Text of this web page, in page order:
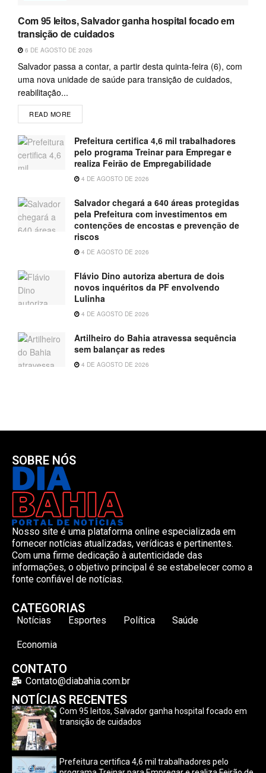
Com 95 leitos, Salvador ganha hospital focado em
transição de cuidados
6 DE AGOSTO DE 2026
Salvador passa a contar, a partir desta quinta-feira (6), com
uma nova unidade de saúde para transição de cuidados,
reabilitação...
READ MORE
Prefeitura certifica 4,6 mil trabalhadores
pelo programa Treinar para Empregar e
realiza Feirão de Empregabilidade
4 DE AGOSTO DE 2026
Salvador chegará a 640 áreas protegidas
pela Prefeitura com investimentos em
contenções de encostas e prevenção de
riscos
4 DE AGOSTO DE 2026
Flávio Dino autoriza abertura de dois
novos inquéritos da PF envolvendo
Lulinha
4 DE AGOSTO DE 2026
Artilheiro do Bahia atravessa sequência
sem balançar as redes
4 DE AGOSTO DE 2026
SOBRE NÓS
Nosso site é uma plataforma online especializada em
fornecer notícias atualizadas, verídicas e pertinentes.
Com uma firme dedicação à autenticidade das
informações, o objetivo principal é se estabelecer como a
fonte confiável de notícias.
CATEGORIAS
Notícias Esportes Política Saúde
Economia
CONTATO
Contato@diabahia.com.br
NOTÍCIAS RECENTES
Com 95 leitos, Salvador ganha hospital focado em
transição de cuidados
Prefeitura certifica 4,6 mil trabalhadores pelo